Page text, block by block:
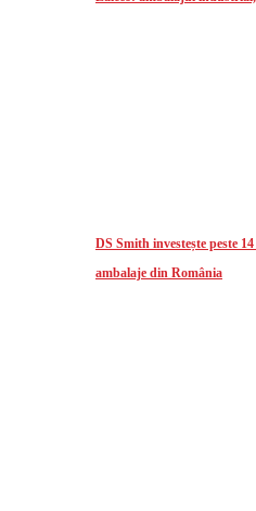
DS Smith investește peste
ambalaje din România